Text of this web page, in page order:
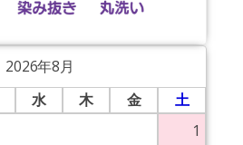
2026年8月
水 木 金
土
1